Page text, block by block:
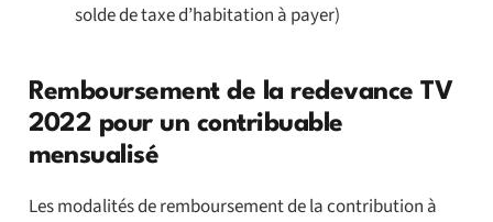
solde de taxe d’habitation à payer)
Remboursement de la redevance TV
2022 pour un contribuable
mensualisé
Les modalités de remboursement de la contribution à